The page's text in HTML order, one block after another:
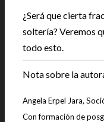
¿Será que cierta
soltería? Veremos
todo esto.
Nota sobre la
Angela Erpel Jara,
Con formación de